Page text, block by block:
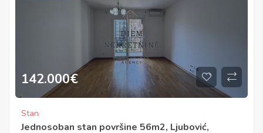
142.000€
Stan
Jednosoban stan površine 56m2, Ljubović,